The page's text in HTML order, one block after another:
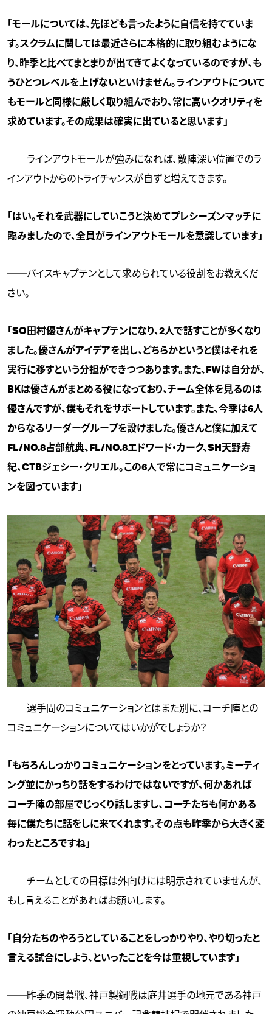
「モールについては、先ほども言ったように自信を持てていま
す。スクラムに関しては最近さらに本格的に取り組むようにな
り、昨季と比べてまとまりが出てきてよくなっているのですが、も
うひとつレベルを上げないといけません。ラインアウトについて
もモールと同様に厳しく取り組んでおり、常に高いクオリティを
求めています。その成果は確実に出ていると思います」
──ラインアウトモールが強みになれば、敵陣深い位置でのラ
インアウトからのトライチャンスが自ずと増えてきます。
「はい。それを武器にしていこうと決めてプレシーズンマッチに
臨みましたので、全員がラインアウトモールを意識しています」
──バイスキャプテンとして求められている役割をお教えくだ
さい。
「SO田村優さんがキャプテンになり、2人で話すことが多くなり
ました。優さんがアイデアを出し、どちらかというと僕はそれを
実行に移すという分担ができつつあります。また、FWは自分が、
BKは優さんがまとめる役になっており、チーム全体を見るのは
優さんですが、僕もそれをサポートしています。また、今季は6人
からなるリーダーグループを設けました。優さんと僕に加えて
FL/NO.8占部航典、FL/NO.8エドワード・カーク、SH天野寿
紀、CTBジェシー・クリエル。この6人で常にコミュニケーショ
ンを図っています」
──選手間のコミュニケーションとはまた別に、コーチ陣との
コミュニケーションについてはいかがでしょうか？
「もちろんしっかりコミュニケーションをとっています。ミーティ
ング並にかっちり話をするわけではないですが、何かあれば
コーチ陣の部屋でじっくり話しますし、コーチたちも何かある
毎に僕たちに話をしに来てくれます。その点も昨季から大きく変
わったところですね」
──チームとしての目標は外向けには明示されていませんが、
もし言えることがあればお願いします。
「自分たちのやろうとしていることをしっかりやり、やり切ったと
言える試合にしよう、といったことを今は重視しています」
──昨季の開幕戦、神戸製鋼戦は庭井選手の地元である神戸